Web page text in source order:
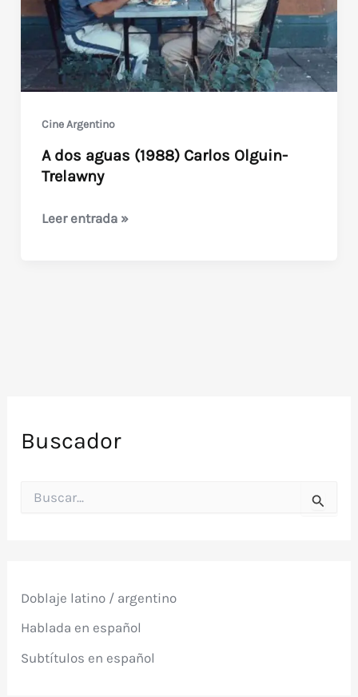
Cine Argentino
A dos aguas (1988) Carlos Olguin-
Trelawny
A
Leer entrada »
Buscador
o
:
Doblaje latino / argentino
Hablada en español
Subtítulos en español